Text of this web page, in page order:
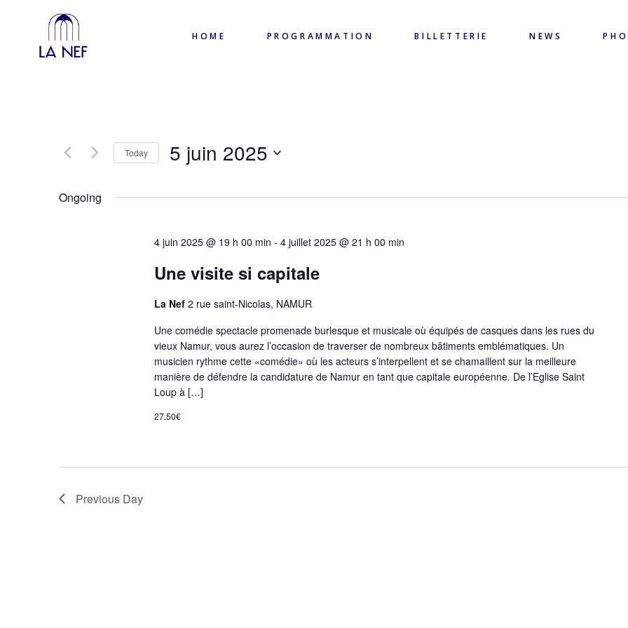
HOME PROGRAMMATION BILLETTERIE NEWS
Today 5 juin 2025
Ongoing
4 juin 2025 @ 19 h 00 min - 4 juillet 2025 @ 21 h 00 min
Une visite si capitale
La Nef 2 rue saint-Nicolas, NAMUR
Une comédie spectacle promenade burlesque et musicale où équipés de casques dans les rues du
vieux Namur, vous aurez l’occasion de traverser de nombreux bâtiments emblématiques. Un
musicien rythme cette «comédie» où les acteurs s’interpellent et se chamaillent sur la meilleure
manière de défendre la candidature de Namur en tant que capitale européenne. De l’Eglise Saint
Loup à […]
27.50€
Previous Day